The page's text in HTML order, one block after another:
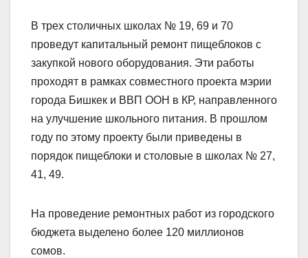
В трех столичных школах № 19, 69 и 70
проведут капитальный ремонт пищеблоков с
закупкой нового оборудования. Эти работы
проходят в рамках совместного проекта мэрии
города Бишкек и ВВП ООН в КР, направленного
на улучшение школьного питания. В прошлом
году по этому проекту были приведены в
порядок пищеблоки и столовые в школах № 27,
41, 49.
На проведение ремонтных работ из городского
бюджета выделено более 120 миллионов
сомов.